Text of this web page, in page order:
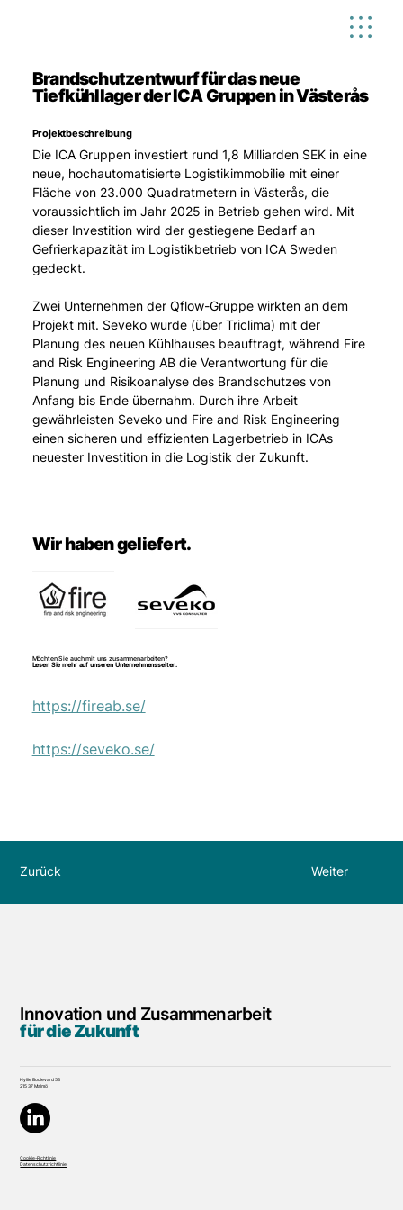
Brandschutzentwurf für das neue
Tiefkühllager der ICA Gruppen in Västerås
Projektbeschreibung
Die ICA Gruppen investiert rund 1,8 Milliarden SEK in eine
neue, hochautomatisierte Logistikimmobilie mit einer
Fläche von 23.000 Quadratmetern in Västerås, die
voraussichtlich im Jahr 2025 in Betrieb gehen wird. Mit
dieser Investition wird der gestiegene Bedarf an
Gefrierkapazität im Logistikbetrieb von ICA Sweden
gedeckt.
Zwei Unternehmen der Qflow-Gruppe wirkten an dem
Projekt mit. Seveko wurde (über Triclima) mit der
Planung des neuen Kühlhauses beauftragt, während Fire
and Risk Engineering AB die Verantwortung für die
Planung und Risikoanalyse des Brandschutzes von
Anfang bis Ende übernahm. Durch ihre Arbeit
gewährleisten Seveko und Fire and Risk Engineering
einen sicheren und effizienten Lagerbetrieb in ICAs
neuester Investition in die Logistik der Zukunft.
Wir haben geliefert.
Möchten Sie auch mit uns zusammenarbeiten?
Lesen Sie mehr auf unseren Unternehmensseiten.
https://fireab.se/
https://seveko.se/
Weiter
Zurück
Innovation und Zusammenarbeit
für die Zukunft
Hyllie Boulevard 53
215 37 Malmö
Cookie-Richtlinie
Datenschutzrichtlinie